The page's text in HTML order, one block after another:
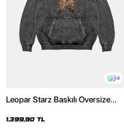
4
Leopar Starz Baskılı Oversize
Hoodie
1.399,90 TL